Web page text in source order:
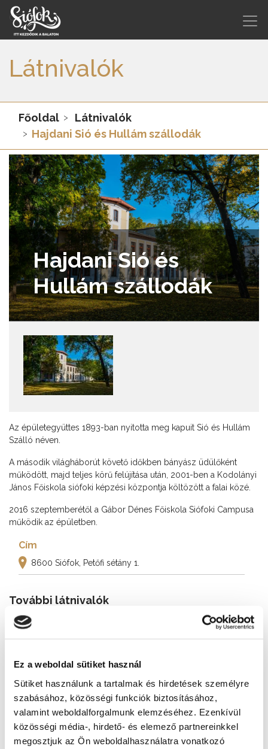
Ez a weboldal sütiket használ
Sütiket használunk a tartalmak és hirdetések személyre
szabásához, közösségi funkciók biztosításához,
valamint weboldalforgalmunk elemzéséhez. Ezenkívül
közösségi média-, hirdető- és elemező partnereinkkel
megosztjuk az Ön weboldalhasználatra vonatkozó
Látnivalók
Főoldal
Látnivalók
Hajdani Sió és Hullám szállodák
Hajdani Sió és
Hullám szállodák
Az épületegyüttes 1893-ban nyitotta meg kapuit Sió és Hullám
Szálló néven.
A második világháborút követő időkben bányász üdülőként
működött, majd teljes körű felújítása után, 2001-ben a Kodolányi
János Főiskola siófoki képzési központja költözött a falai közé.
2016 szeptemberétől a Gábor Dénes Főiskola Siófoki Campusa
működik az épületben.
Cím
8600 Siófok, Petőfi sétány 1.
További látnivalók